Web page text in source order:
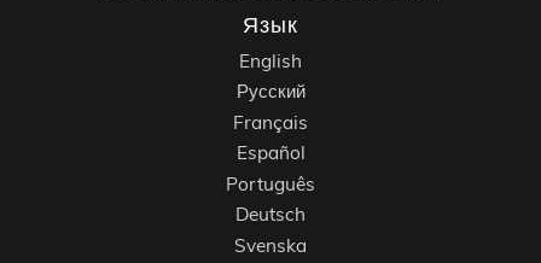
Язык
English
Русский
Français
Español
Português
Deutsch
Svenska